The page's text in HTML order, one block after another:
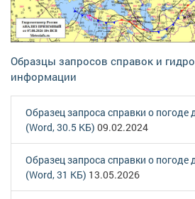
Образцы запросов справок и
информации
Образец запроса справки о погоде
(Word, 30.5 КБ) 09.02.2024
Образец запроса справки о погоде
(Word, 31 КБ) 13.05.2026